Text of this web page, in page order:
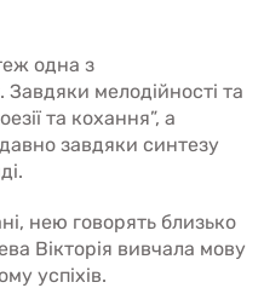
одна з
мелодійності та
та кохання”, а
завдяки синтезу
нею говорять близько
Вікторія вивчала мову
успіхів.